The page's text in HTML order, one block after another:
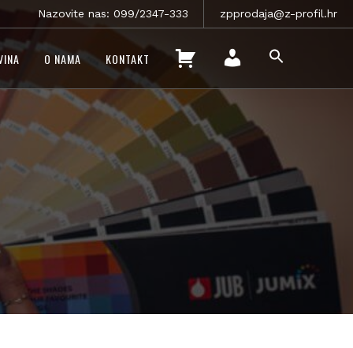
Nazovite nas: 099/2347-333 zpprodaja@z-profil.hr
O NAMA KONTAKT
Š
A
C
O
A
N